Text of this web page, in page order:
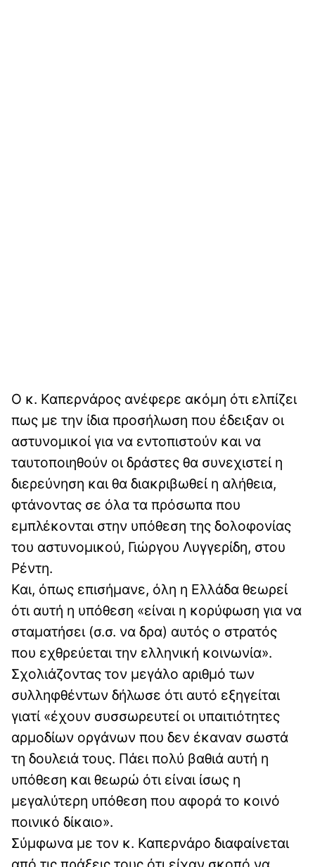
Ο κ. Καπερνάρος ανέφερε ακόμη ότι ελπίζει
πως με την ίδια προσήλωση που έδειξαν οι
αστυνομικοί για να εντοπιστούν και να
ταυτοποιηθούν οι δράστες θα συνεχιστεί η
διερεύνηση και θα διακριβωθεί η αλήθεια,
φτάνοντας σε όλα τα πρόσωπα που
εμπλέκονται στην υπόθεση της δολοφονίας
του αστυνομικού, Γιώργου Λυγγερίδη, στου
Ρέντη.
Και, όπως επισήμανε, όλη η Ελλάδα θεωρεί
ότι αυτή η υπόθεση «είναι η κορύφωση για να
σταματήσει (σ.σ. να δρα) αυτός ο στρατός
που εχθρεύεται την ελληνική κοινωνία».
Σχολιάζοντας τον μεγάλο αριθμό των
συλληφθέντων δήλωσε ότι αυτό εξηγείται
γιατί «έχουν συσσωρευτεί οι υπαιτιότητες
αρμοδίων οργάνων που δεν έκαναν σωστά
τη δουλειά τους. Πάει πολύ βαθιά αυτή η
υπόθεση και θεωρώ ότι είναι ίσως η
μεγαλύτερη υπόθεση που αφορά το κοινό
ποινικό δίκαιο».
Σύμφωνα με τον κ. Καπερνάρο διαφαίνεται